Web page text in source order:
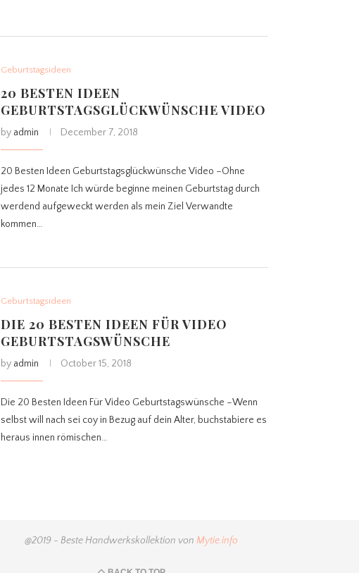
Geburtstagsideen
20 BESTEN IDEEN
GEBURTSTAGSGLÜCKWÜNSCHE VIDEO
by admin December 7, 2018
20 Besten Ideen Geburtstagsglückwünsche Video –Ohne
jedes 12 Monate Ich würde beginne meinen Geburtstag durch
werdend aufgeweckt werden als mein Ziel Verwandte
kommen…
Geburtstagsideen
DIE 20 BESTEN IDEEN FÜR VIDEO
GEBURTSTAGSWÜNSCHE
by admin October 15, 2018
Die 20 Besten Ideen Für Video Geburtstagswünsche –Wenn
selbst will nach sei coy in Bezug auf dein Alter, buchstabiere es
heraus innen römischen…
@2019 - Beste Handwerkskollektion von Mytie.info